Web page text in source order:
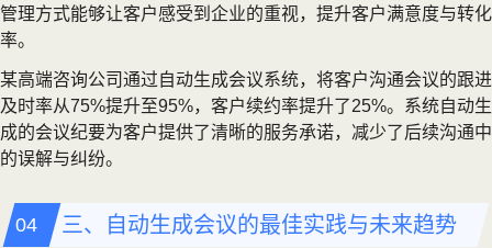
管理方式能够让客户感受到企业的重视，提升客户满意度与转化
率。
某高端咨询公司通过自动生成会议系统，将客户沟通会议的跟进
及时率从75%提升至95%，客户续约率提升了25%。系统自动生
成的会议纪要为客户提供了清晰的服务承诺，减少了后续沟通中
的误解与纠纷。
三、自动生成会议的最佳实践与未来趋势